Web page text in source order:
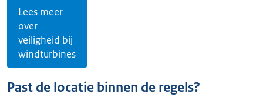
Lees meer
over
veiligheid bij
windturbines
Past de locatie binnen de regels?